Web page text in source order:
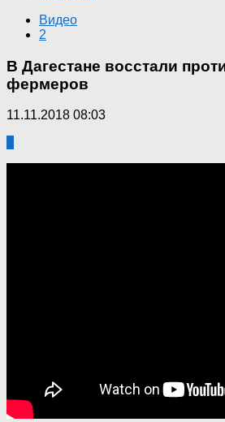
Видео
2
В Дагестане восстали
фермеров
11.11.2018 08:03